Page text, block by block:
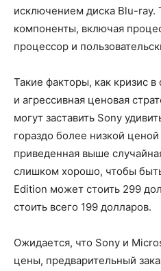
исключением диска Blu-ray.
компоненты, включая
процессор и
Такие факторы, как кризис
и агрессивная ценовая
могут заставить Sony
гораздо более низкой
приведенная выше
слишком хорошо, чтобы
Edition может стоить 299
стоить всего 199 долларов.
Ожидается, что Sony и
цены, предварительный